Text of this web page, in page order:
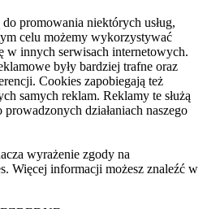
promowania niektórych usług,
celu możemy wykorzystywać
w innych serwisach internetowych.
były bardziej trafne oraz
Cookies zapobiegają też
samych reklam. Reklamy te służą
działaniach naszego
wyrażenie zgody na
Więcej informacji możesz znaleźć w